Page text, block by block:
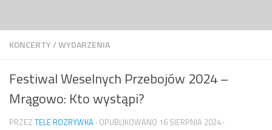
KONCERTY/WYDARZENIA
Festiwal Weselnych Przebojów 2024 –
Mrągowo: Kto wystąpi?
PRZEZ TELE ROZRYWKA · OPUBLIKOWANO 16 SIERPNIA 2024 ·